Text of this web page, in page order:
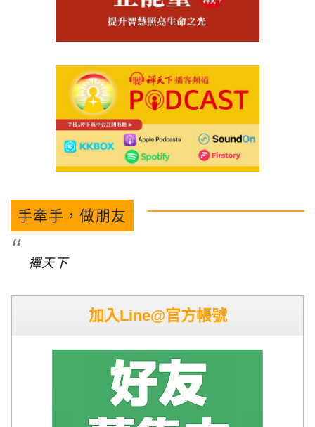
手牽手，做朋友
禪天下
加入Line@官方帳號